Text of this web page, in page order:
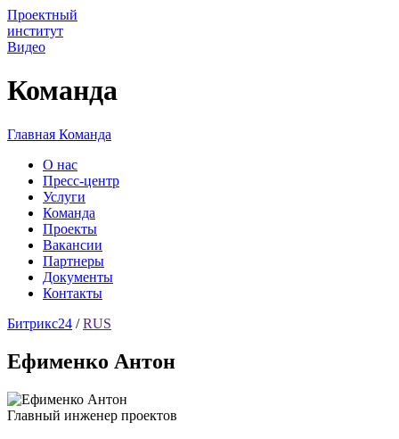
Проектный
институт
Видео
Команда
Главная Команда
О нас
Пресс-центр
Услуги
Команда
Проекты
Вакансии
Партнеры
Документы
Контакты
Битрикс24 / RUS
Ефименко Антон
Главный инженер проектов